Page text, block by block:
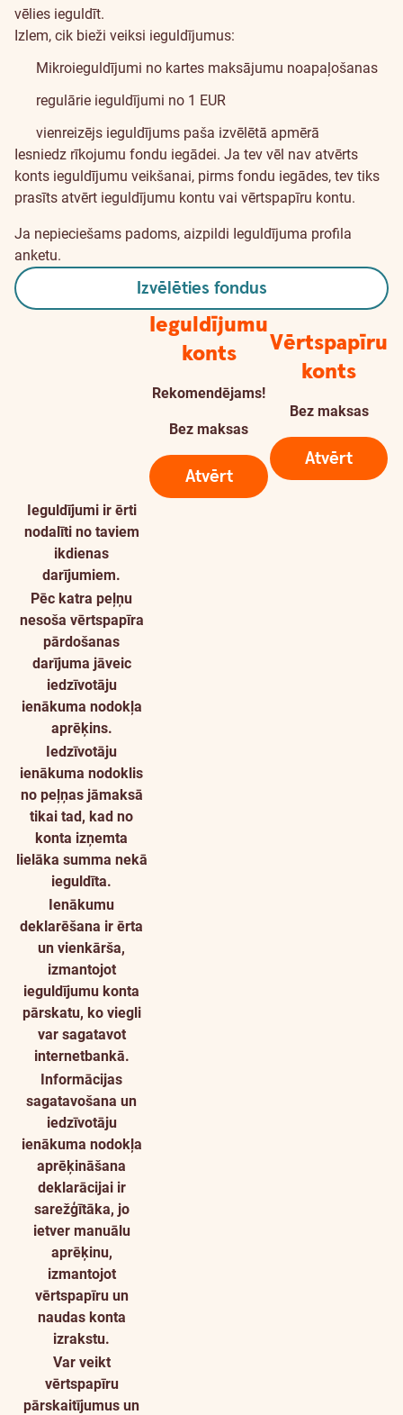
vēlies ieguldīt.
Izlem, cik bieži veiksi ieguldījumus:
Mikroieguldījumi no kartes maksājumu noapaļošanas
regulārie ieguldījumi no 1 EUR
vienreizējs ieguldījums paša izvēlētā apmērā
Iesniedz rīkojumu fondu iegādei. Ja tev vēl nav atvērts
konts ieguldījumu veikšanai, pirms fondu iegādes, tev tiks
prasīts atvērt ieguldījumu kontu vai vērtspapīru kontu.
Ja nepieciešams padoms, aizpildi Ieguldījuma profila
anketu.
Izvēlēties fondus
Ieguldījumu
konts
Rekomendējams!
Bez maksas
Atvērt
Vērtspapīru
konts
Bez maksas
Atvērt
Ieguldījumi ir ērti
nodalīti no taviem
ikdienas
darījumiem.
Pēc katra peļņu
nesoša vērtspapīra
pārdošanas
darījuma jāveic
iedzīvotāju
ienākuma nodokļa
aprēķins.
Iedzīvotāju
ienākuma nodoklis
no peļņas jāmaksā
tikai tad, kad no
konta izņemta
lielāka summa nekā
ieguldīta.
Ienākumu
deklarēšana ir ērta
un vienkārša,
izmantojot
ieguldījumu konta
pārskatu, ko viegli
var sagatavot
internetbankā.
Informācijas
sagatavošana un
iedzīvotāju
ienākuma nodokļa
aprēķināšana
deklarācijai ir
sarežģītāka, jo
ietver manuālu
aprēķinu,
izmantojot
vērtspapīru un
naudas konta
izrakstu.
Var veikt
vērtspapīru
pārskaitījumus un